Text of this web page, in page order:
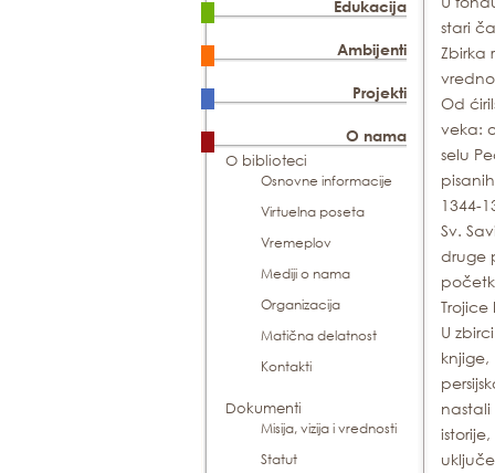
Edukacija
Ambijenti
Projekti
O nama
O biblioteci
Osnovne informacije
Virtuelna poseta
Vremeplov
Mediji o nama
Organizacija
Matična delatnost
Kontakti
Dokumenti
Misija, vizija i vrednosti
Statut
stari
Zbirka
Od
veka:
selu
1344-
Sv.
druge
U
knjige,
nastali